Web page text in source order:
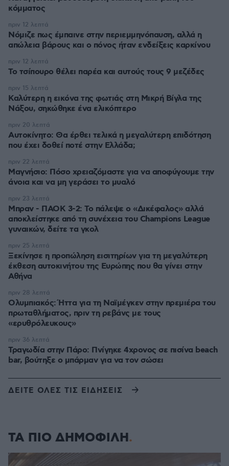
κόμματος
Νόμιζε πως έμπαινε στην περιεμμηνόπαυση, αλλά η
απώλεια βάρους και ο πόνος ήταν ενδείξεις καρκίνου
πριν 12 λεπτά
Το τσίπουρο θέλει παρέα και αυτούς τους 9 μεζέδες
πριν 12 λεπτά
Καλύτερη η εικόνα της φωτιάς στη Μικρή Βίγλα της
Νάξου, σηκώθηκε ένα ελικόπτερο
πριν 15 λεπτά
Αυτοκίνητο: Θα έρθει τελικά η μεγαλύτερη επιδότηση
που έχει δοθεί ποτέ στην Ελλάδα;
πριν 20 λεπτά
Μαγνήσιο: Πόσο χρειαζόμαστε για να αποφύγουμε την
άνοια και να μη γεράσει το μυαλό
πριν 22 λεπτά
Μπραν - ΠΑΟΚ 3-2: Το πάλεψε ο «Δικέφαλος» αλλά
αποκλείστηκε από τη συνέχεια του Champions League
γυναικών, δείτε τα γκολ
πριν 23 λεπτά
Ξεκίνησε η προπώληση εισιτηρίων για τη μεγαλύτερη
έκθεση αυτοκινήτου της Ευρώπης που θα γίνει στην
Αθήνα
πριν 25 λεπτά
Ολυμπιακός: Ήττα για τη Ναϊμέγκεν στην πρεμιέρα του
πρωταθλήματος, πριν τη ρεβάνς με τους
«ερυθρόλευκους»
πριν 28 λεπτά
Τραγωδία στην Πάρο: Πνίγηκε 4χρονος σε πισίνα beach
bar, βούτηξε ο μπάρμαν για να τον σώσει
πριν 36 λεπτά
ΔΕΙΤΕ ΟΛΕΣ ΤΙΣ ΕΙΔΗΣΕΙΣ
ΤΑ ΠΙΟ ΔΗΜΟΦΙΛΗ